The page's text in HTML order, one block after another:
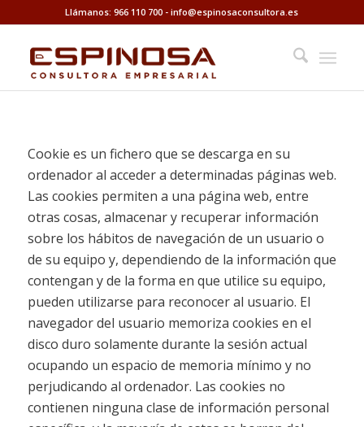
Llámanos: 966 110 700 -info@espinosaconsultora.es
Cookie es un fichero que se descarga en su
ordenador al acceder a determinadas páginas web.
Las cookies permiten a una página web, entre
otras cosas, almacenar y recuperar información
sobre los hábitos de navegación de un usuario o
de su equipo y, dependiendo de la información que
contengan y de la forma en que utilice su equipo,
pueden utilizarse para reconocer al usuario. El
navegador del usuario memoriza cookies en el
disco duro solamente durante la sesión actual
ocupando un espacio de memoria mínimo y no
perjudicando al ordenador. Las cookies no
contienen ninguna clase de información personal